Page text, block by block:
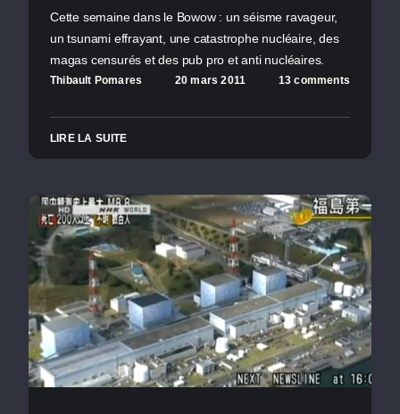
Cette semaine dans le Bowow : un séisme ravageur,
un tsunami effrayant, une catastrophe nucléaire, des
magas censurés et des pub pro et anti nucléaires.
Thibault Pomares 20 mars 2011 13 comments
LIRE LA SUITE